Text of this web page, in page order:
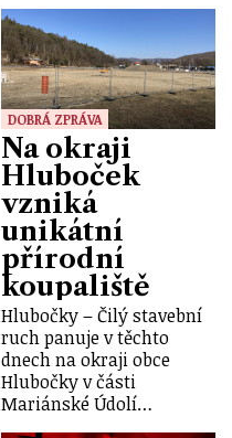
DOBRÁ ZPRÁVA
Na okraji
Hluboček
vzniká
unikátní
přírodní
koupaliště
Hlubočky – Čilý stavební
ruch panuje v těchto
dnech na okraji obce
Hlubočky v části
Mariánské Údolí…